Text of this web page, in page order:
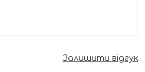
Залишити відгук